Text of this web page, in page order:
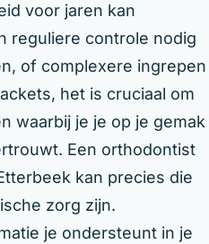
voor jaren kan
reguliere controle nodig
of complexere ingrepen
het is cruciaal om
waarbij je je op je gemak
Een orthodontist
kan precies die
zorg zijn.
je ondersteunt in je